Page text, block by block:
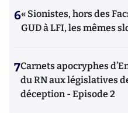
6« Sionistes, hors des
GUD à LFI, les mêmes
7Carnets apocryphes
du RN aux législatives
déception - Episode 2